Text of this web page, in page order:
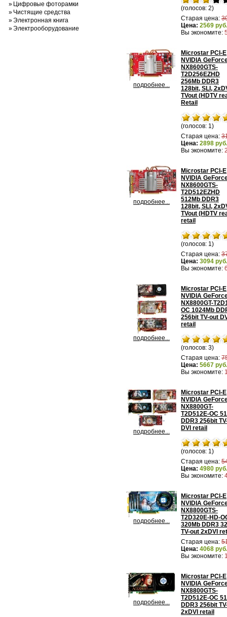
» Цифровые фоторамки
» Чистящие средства
»Электронная книга
»Электрооборудование
(голосов: 2)
Старая цена:
Цена: 2569 руб.
Вы экономите:
подробнее...
Microstar PCI-E
NVIDIA
NX8600GTS-
T2D256EZHD
256Mb DDR3
128bit, SLI,
TVout (HDTV
Retail
(голосов: 1)
Старая цена:
Цена: 2898 руб.
Вы экономите:
подробнее...
Microstar PCI-E
NVIDIA
NX8600GTS-
T2D512EZHD
512Mb DDR3
128bit, SLI,
TVout (HDTV
retail
(голосов: 1)
Старая цена:
Цена: 3094 руб.
Вы экономите:
подробнее...
Microstar PCI-E
NVIDIA
NX8800GT-
OC 1024Mb
256bit TV-out
retail
(голосов: 3)
Старая цена:
Цена: 5667 руб.
Вы экономите:
подробнее...
Microstar PCI-E
NVIDIA
NX8800GT-
T2D512E-OC
DDR3 256bit
DVI retail
(голосов: 1)
Старая цена:
Цена: 4980 руб.
Вы экономите:
подробнее...
Microstar PCI-E
NVIDIA
NX8800GTS-
T2D320E-HD-
320Mb DDR3
TV-out 2xDVI
Старая цена:
Цена: 4068 руб.
Вы экономите:
подробнее...
Microstar PCI-E
NVIDIA
NX8800GTS-
T2D512E-OC
DDR3 256bit
2xDVI retail